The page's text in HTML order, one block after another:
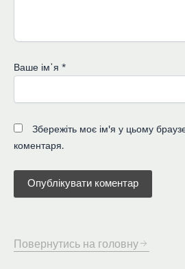
Ваше імʼя *
Збережіть моє ім'я у цьому
коментаря.
Повернутись на головну